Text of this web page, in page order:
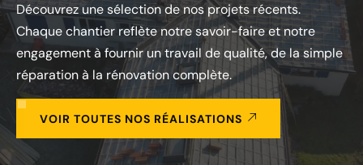
Découvrez une sélection de nos projets récents.
Chaque chantier reflète notre savoir-faire et notre
engagement à fournir un travail de qualité, de la simple
réparation à la rénovation complète.
VOIR TOUTES NOS RÉALISATIONS